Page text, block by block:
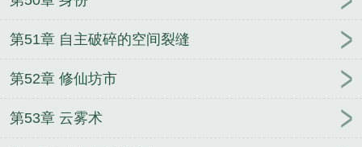
第51章 自主破碎的空间裂缝
第52章 修仙坊市
第53章 云雾术